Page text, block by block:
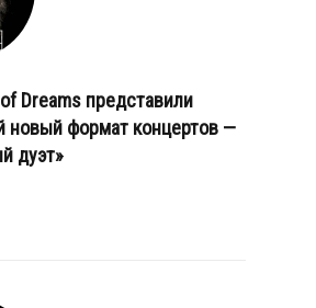
Dreams представили
новый формат концертов —
дуэт»